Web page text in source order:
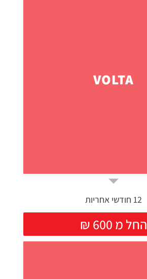
VOLTA
12 חודשי אחריות
₪ החל מ 600